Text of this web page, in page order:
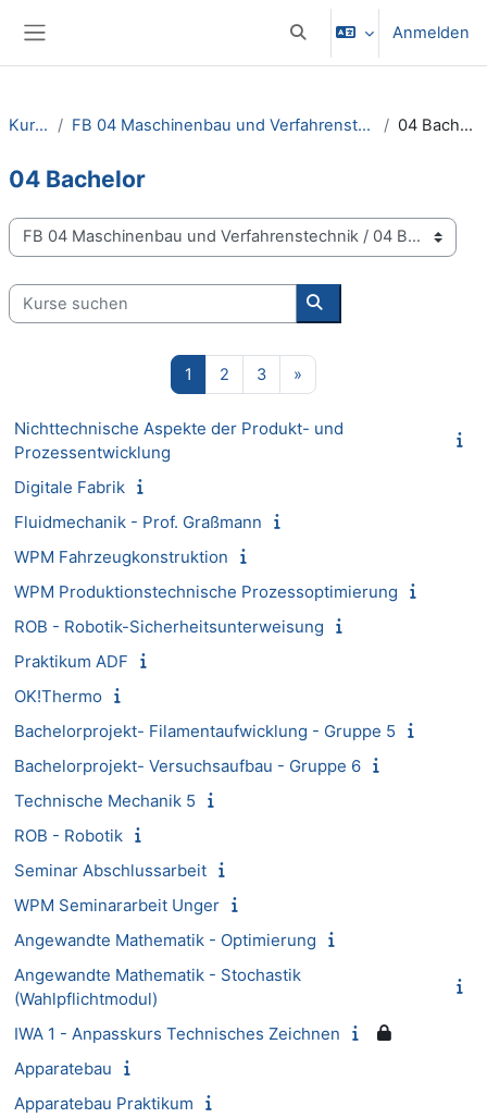
Sucheingabe umschalten
Anmelden
Kurse FB 04 Maschinenbau und Verfahrenstechnik 04 Bachelor
04 Bachelor
Kursbereiche
Kurse suchen
Kurse suchen
1 Seite 1
2 Seite 2
3Seite 3
»
Nichttechnische Aspekte der Produkt- und
Prozessentwicklung
Digitale Fabrik
Fluidmechanik - Prof. Graßmann
WPM Fahrzeugkonstruktion
WPM Produktionstechnische Prozessoptimierung
ROB - Robotik-Sicherheitsunterweisung
Praktikum ADF
OK!Thermo
Bachelorprojekt- Filamentaufwicklung - Gruppe 5
Bachelorprojekt- Versuchsaufbau - Gruppe 6
Technische Mechanik 5
ROB - Robotik
Seminar Abschlussarbeit
WPM Seminararbeit Unger
Angewandte Mathematik - Optimierung
Angewandte Mathematik - Stochastik
(Wahlpflichtmodul)
IWA 1 - Anpasskurs Technisches Zeichnen
Apparatebau
Apparatebau Praktikum